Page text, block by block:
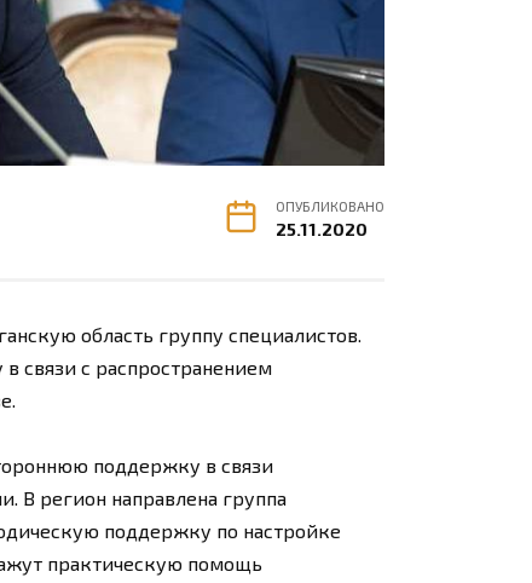
ОПУБЛИКОВАНО
25.11.2020
область группу специалистов.
связи с распространением
поддержку в связи
В регион направлена группа
поддержку по настройке
практическую помощь